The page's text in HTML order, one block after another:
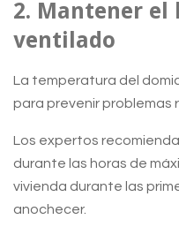
2. Mantener el
ventilado
La temperatura del
para prevenir problemas
Los expertos
durante las horas de
vivienda durante las
anochecer.